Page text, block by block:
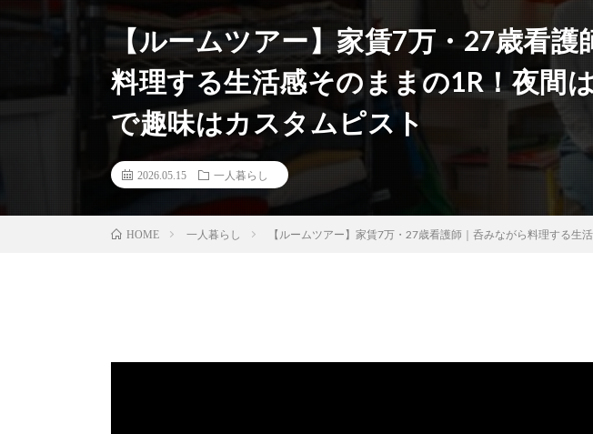
【ルームツアー】家賃7万・27歳看護
料理する生活感そのままの1R！夜間
で趣味はカスタムピスト
2026.05.15 一人暮らし
HOME 一人暮らし 【ルームツアー】家賃7万・27歳看護師｜呑みながら料理する生